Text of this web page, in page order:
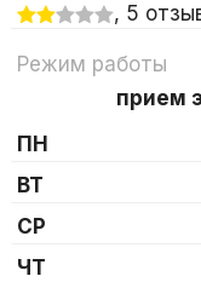
, 5
Режим работы
прием
ПН
ВТ
СР
ЧТ